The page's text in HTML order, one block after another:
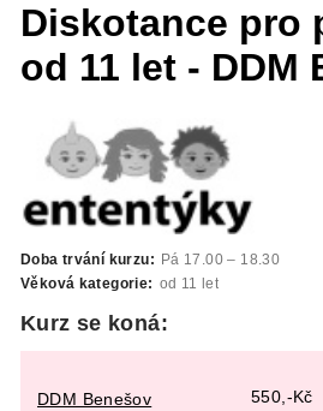
Diskotance pro
od 11 let - DDM
Doba trvání kurzu:
Pá 17.00 – 18.30
Věková kategorie: od 11 let
Kurz se koná:
DDM Benešov 550,-Kč